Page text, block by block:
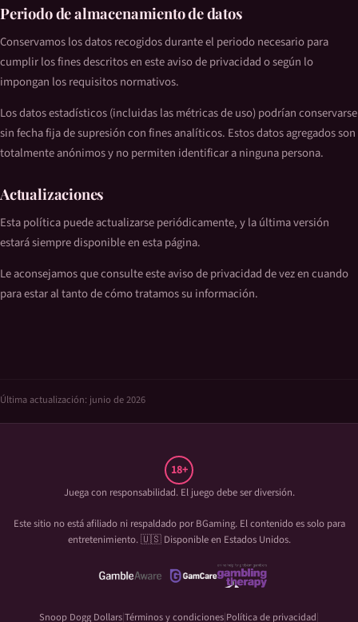
Periodo de almacenamiento de datos
Conservamos los datos recogidos durante el periodo necesario para
cumplir los fines descritos en este aviso de privacidad o según lo
impongan los requisitos normativos.
Los datos estadísticos (incluidas las métricas de uso) podrían conservarse
sin fecha fija de supresión con fines analíticos. Estos datos agregados son
totalmente anónimos y no permiten identificar a ninguna persona.
Actualizaciones
Esta política puede actualizarse periódicamente, y la última versión
estará siempre disponible en esta página.
Le aconsejamos que consulte este aviso de privacidad de vez en cuando
para estar al tanto de cómo tratamos su información.
Última actualización: junio de 2026
18+
Juega con responsabilidad. El juego debe ser diversión.
Este sitio no está afiliado ni respaldado porBGaming. El contenido es solo para
entretenimiento. 🇺🇸 Disponible en Estados Unidos.
Snoop Dogg Dollars|Términos y condiciones|Política de privacidad|